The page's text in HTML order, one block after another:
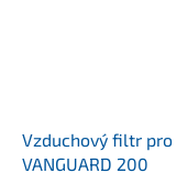
Vzduchový filtr pro
VANGUARD 200